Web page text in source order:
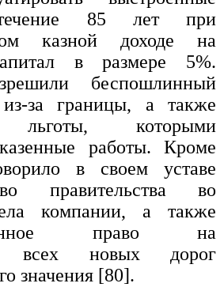
85 лет при
казной доходе на
в размере 5%.
беспошлинный
за границы, а также
льготы, которыми
работы. Кроме
в своем уставе
правительства во
компании, а также
право на
всех новых дорог
значения [80].